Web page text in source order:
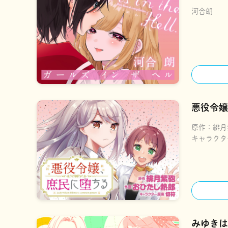
河合朗
悪役令
原作： 緋
キャラク
みゆき